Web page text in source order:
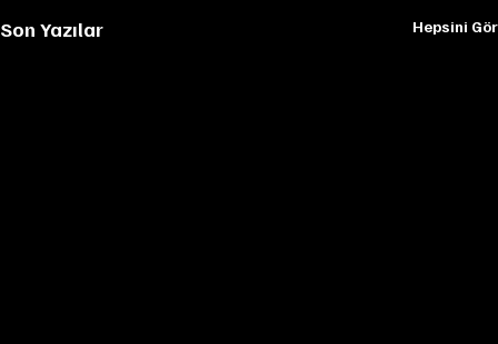
Son Yazılar Hepsini Gör